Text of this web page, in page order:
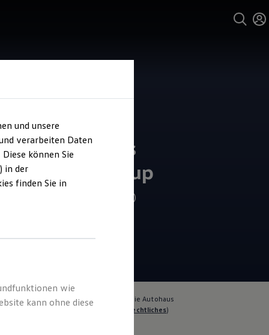
Nicolaus
Süderbarup
für die Inhalte auf dieser Seite ist die Autohaus
Impressum & Rechtliches)
und unsere
verarbeiten Daten
können Sie
in der
finden Sie in
wie
kann ohne diese